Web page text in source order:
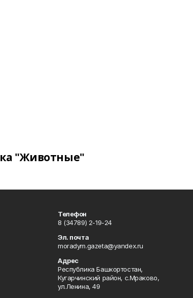
"Животные"
Телефон
8 (34789) 2-19-24
Эл. почта
moradym.gazeta@yandex.ru
Адрес
Республика Башкортостан,
Кугарчинский район, с.Мраково,
ул.Ленина, 49